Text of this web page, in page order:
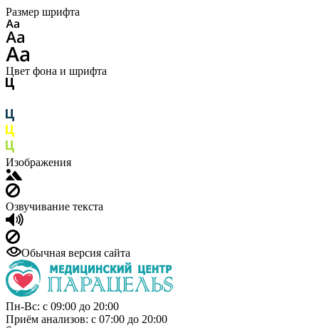
Размер шрифта
Цвет фона и шрифта
Изображения
Озвучивание текста
Обычная версия сайта
Пн-Вс: с 09:00 до 20:00
Приём анализов: с 07:00 до 20:00